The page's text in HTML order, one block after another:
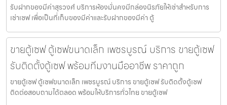
รับฝากของมีค่าสุรวงศ์ บริการห้องมั่นคงมีกล่องนิรภัยให้เช่าสำหรับการ
เช่าเซฟ เพื่อเป็นที่เก็บของมีค่าและรับฝากของมีค่า ตู้
ขายตู้เซฟ ตู้เซฟขนาดเล็ก เพชรบูรณ์ บริการ ขายตู้เซฟ
รับติดตั้งตู้เซฟ พร้อมทีมงานมืออาชีพ ราคาถูก
ขายตู้เซฟ ตู้เซฟขนาดเล็ก เพชรบูรณ์ บริการ ขายตู้เซฟ รับติดตั้งตู้เซฟ
ติดต่อสอบถามได้ตลอด พร้อมให้บริการทั่วไทย ขายตู้เซฟ